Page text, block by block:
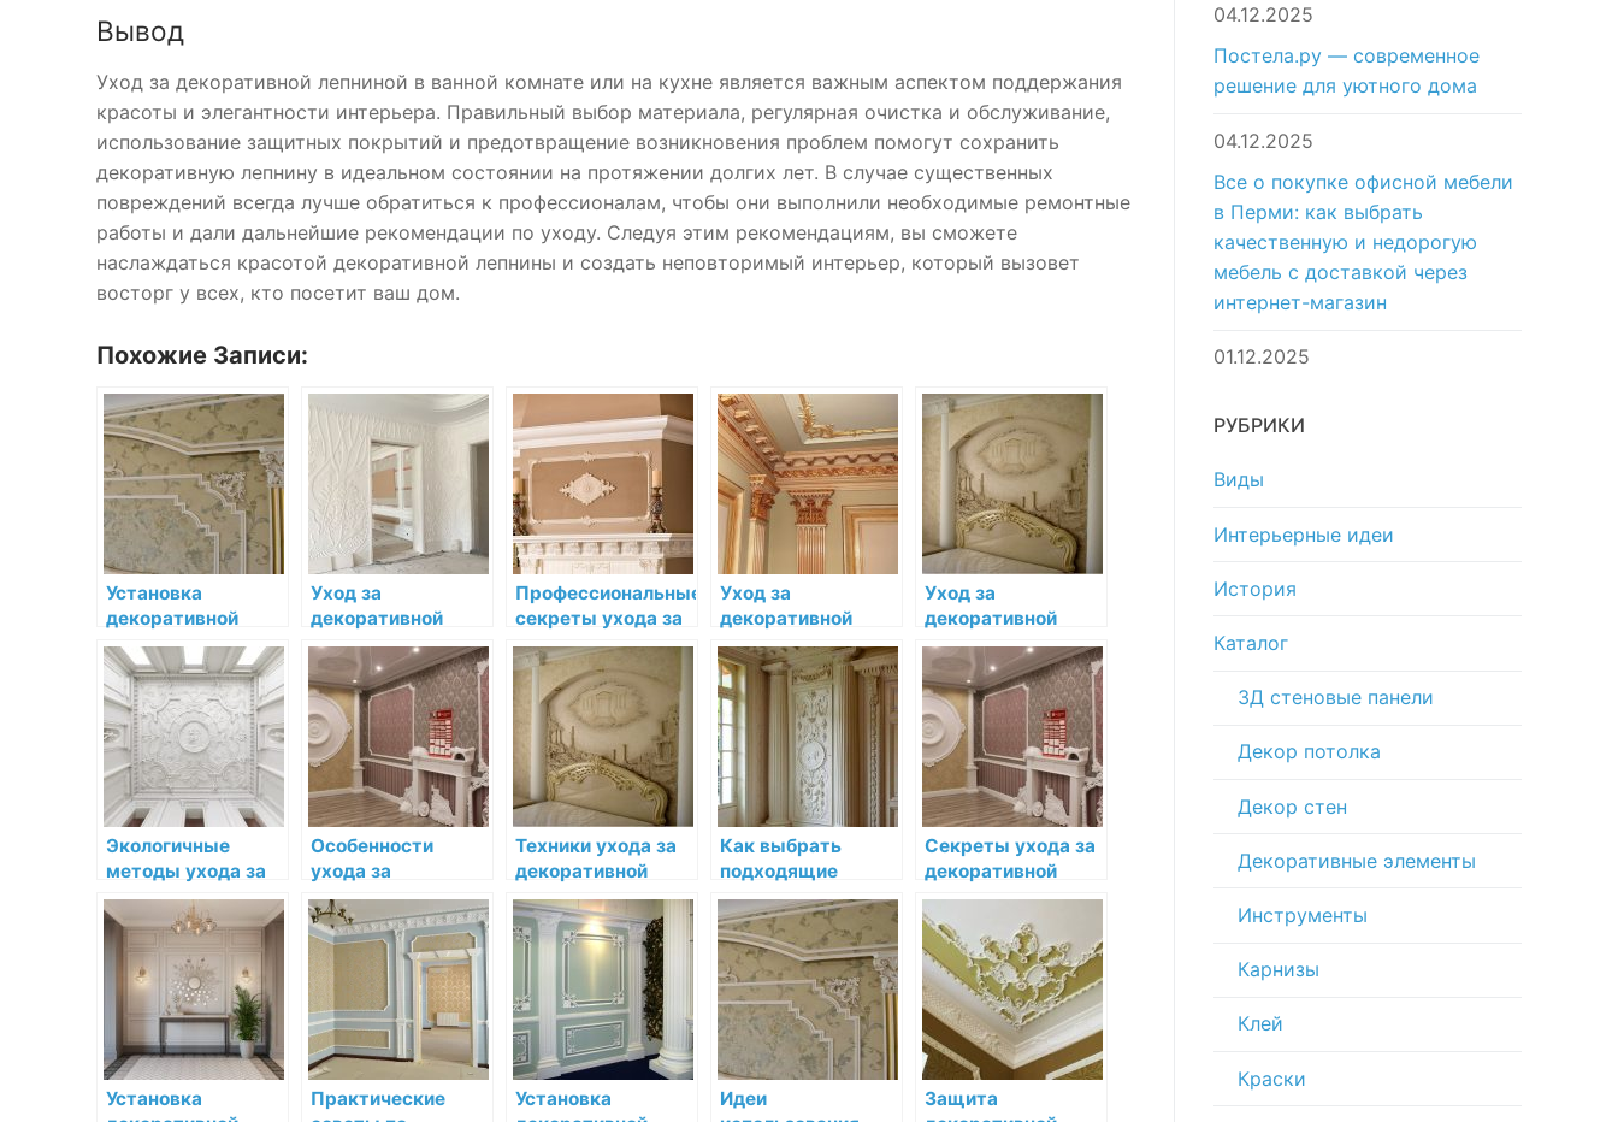
Вывод
Уход за декоративной лепниной в ванной комнате или на кухне является важным аспектом поддержания
красоты и элегантности интерьера. Правильный выбор материала, регулярная очистка и обслуживание,
использование защитных покрытий и предотвращение возникновения проблем помогут сохранить
декоративную лепнину в идеальном состоянии на протяжении долгих лет. В случае существенных
повреждений всегда лучше обратиться к профессионалам, чтобы они выполнили необходимые ремонтные
работы и дали дальнейшие рекомендации по уходу. Следуя этим рекомендациям, вы сможете
наслаждаться красотой декоративной лепнины и создать неповторимый интерьер, который вызовет
восторг у всех, кто посетит ваш дом.
Похожие Записи:
Установка
декоративной
лепнины в ванной
комнате: шаг за
шагом
Уход за
декоративной
лепниной в
условиях
повышенной пыли
и загрязнений
Профессиональные
секреты ухода за
декоративной
лепниной в
интерьере
Уход за
декоративной
лепниной в разных
климатических
условиях
Уход за
декоративной
лепниной во время
ремонта и
строительства
Экологичные
методы ухода за
декоративной
лепниной
Особенности
ухода за
декоративной
лепниной из
разных
материалов
Техники ухода за
декоративной
лепниной для её
долговечности
Как выбрать
подходящие
средства для
ухода за
декоративной
лепниной
Секреты ухода за
декоративной
лепниной после
установки
Установка
Практические
Установка
Идеи
Защита
04.12.2025
Постела.ру — современное
решение для уютного дома
04.12.2025
Все о покупке офисной мебели
в Перми: как выбрать
качественную и недорогую
мебель с доставкой через
интернет-магазин
01.12.2025
РУБРИКИ
Виды
Интерьерные идеи
История
Каталог
3Д стеновые панели
Декор потолка
Декор стен
Декоративные элементы
Инструменты
Карнизы
Клей
Краски